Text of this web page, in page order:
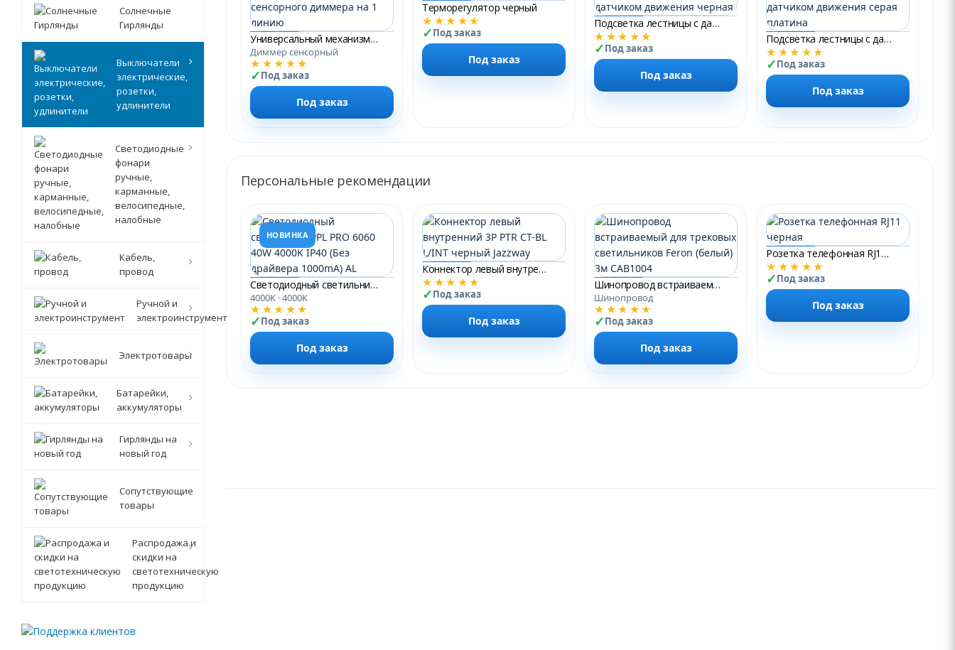
Универсальный механизм сенсорного диммера на 1 линию
Диммер сенсорный
★★★★★
Под заказ
Под заказ
Терморегулятор черный
★★★★★
Под заказ
Под заказ
Подсветка лестницы с датчиком движения черная
★★★★★
Под заказ
Под заказ
Подсветка лестницы с датчиком движения серая платина
★★★★★
Под заказ
Под заказ
Персональные рекомендации
НОВИНКА
Светодиодный светильник PPL PRO 6060 40W 4000K IP40 (Без драйвера 1000mA) AL
4000K · 4000K
★★★★★
Под заказ
Под заказ
Коннектор левый внутренний 3P PTR CT-BL L/INT черный Jazzway
★★★★★
Под заказ
Под заказ
Шинопровод встраиваемый для трековых светильников Feron (белый) 3м CAB1004
Шинопровод
★★★★★
Под заказ
Под заказ
Розетка телефонная RJ11 черная
★★★★★
Под заказ
Под заказ
Солнечные
Гирлянды
Выключатели
электрические,
розетки,
удлинители
Светодиодные
фонари
ручные,
карманные,
велосипедные,
налобные
Кабель,
провод
Ручной и
электроинструмент
Электротовары
Батарейки,
аккумуляторы
Гирлянды на
новый год
Сопутствующие
товары
Распродажа и
скидки на
светотехническую
продукцию